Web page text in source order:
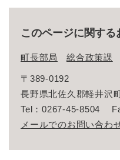
このページに関す
町長部局 総合政策課
〒389-0192
長野県北佐久郡軽井沢
Tel：0267-45-8504
メールでのお問い合わ